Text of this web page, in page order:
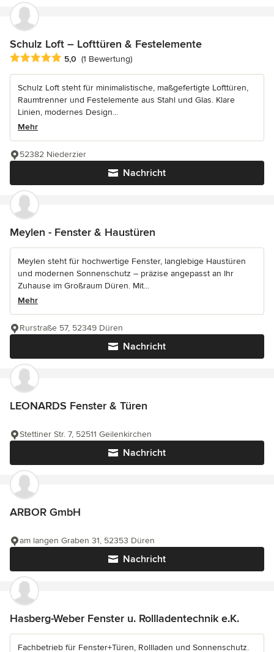
Schulz Loft – Lofttüren & Festelemente
Durchschnittliche Bewertung: 5 von 5 Sternen
5,0 (1 Bewertung)
Schulz Loft steht für minimalistische, maßgefertigte Lofttüren,
Raumtrenner und Festelemente aus Stahl und Glas. Klare
Linien, modernes Design...
Mehr
Nachricht
52382 Niederzier
Meylen - Fenster & Haustüren
Meylen steht für hochwertige Fenster, langlebige Haustüren
und modernen Sonnenschutz – präzise angepasst an Ihr
Zuhause im Großraum Düren. Mit...
Mehr
Nachricht
Rurstraße 57, 52349 Düren
LEONARDS Fenster & Türen
Nachricht
Stettiner Str. 7, 52511 Geilenkirchen
ARBOR GmbH
Nachricht
am langen Graben 31, 52353 Düren
Hasberg-Weber Fenster u. Rollladentechnik e.K.
Fachbetrieb für Fenster+Türen, Rollladen und Sonnenschutz.